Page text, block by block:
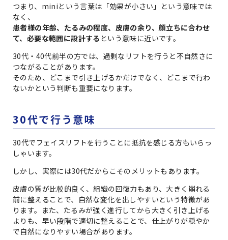
つまり、miniという言葉は「効果が小さい」という意味では
なく、
患者様の年齢、たるみの程度、皮膚の余り、顔立ちに合わせ
て、必要な範囲に設計する という意味に近いです。
30代・40代前半の方では、過剰なリフトを行うと不自然さに
つながることがあります。
そのため、どこまで引き上げるかだけでなく、どこまで行わ
ないかという判断も重要になります。
30代で行う意味
30代でフェイスリフトを行うことに抵抗を感じる方もいらっ
しゃいます。
しかし、実際には30代だからこそのメリットもあります。
皮膚の質が比較的良く、組織の回復力もあり、大きく崩れる
前に整えることで、自然な変化を出しやすいという特徴があ
ります。また、たるみが強く進行してから大きく引き上げる
よりも、早い段階で適切に整えることで、仕上がりが穏やか
で自然になりやすい場合があります。